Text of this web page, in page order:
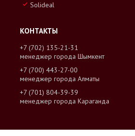
Solideal
+7 (702) 135-21-31
менеджер города Шымкент
+7 (700) 443-27-00
менеджер города Алматы
+7 (701) 804-39-39
менеджер города Караганда